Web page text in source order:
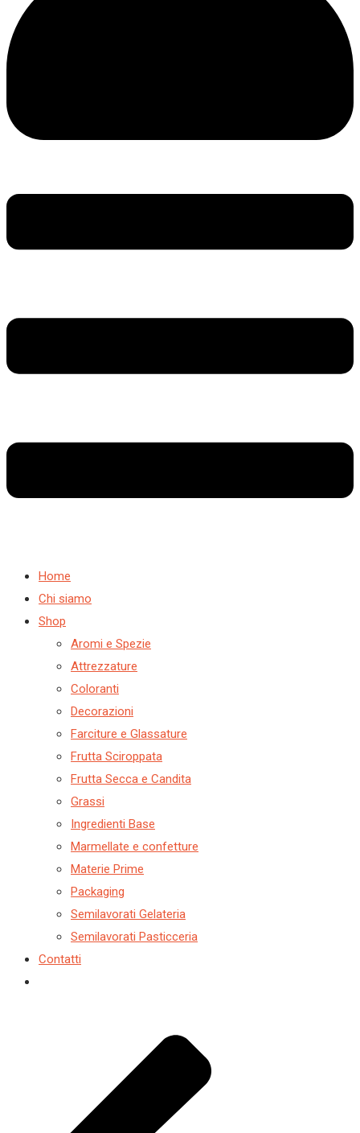
Home
Chi siamo
Shop
Aromi e Spezie
Attrezzature
Coloranti
Decorazioni
Farciture e Glassature
Frutta Sciroppata
Frutta Secca e Candita
Grassi
Ingredienti Base
Marmellate e confetture
Materie Prime
Packaging
Semilavorati Gelateria
Semilavorati Pasticceria
Contatti